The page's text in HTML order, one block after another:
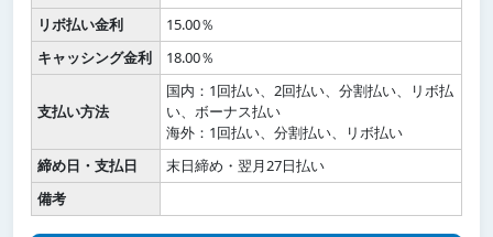
リボ払い金利
15.00％
キャッシング金利
18.00％
支払い方法
国内：1回払い、2回払い、分割払い、リボ払
い、ボーナス払い
海外：1回払い、分割払い、リボ払い
締め日・支払日
末日締め・翌月27日払い
備考